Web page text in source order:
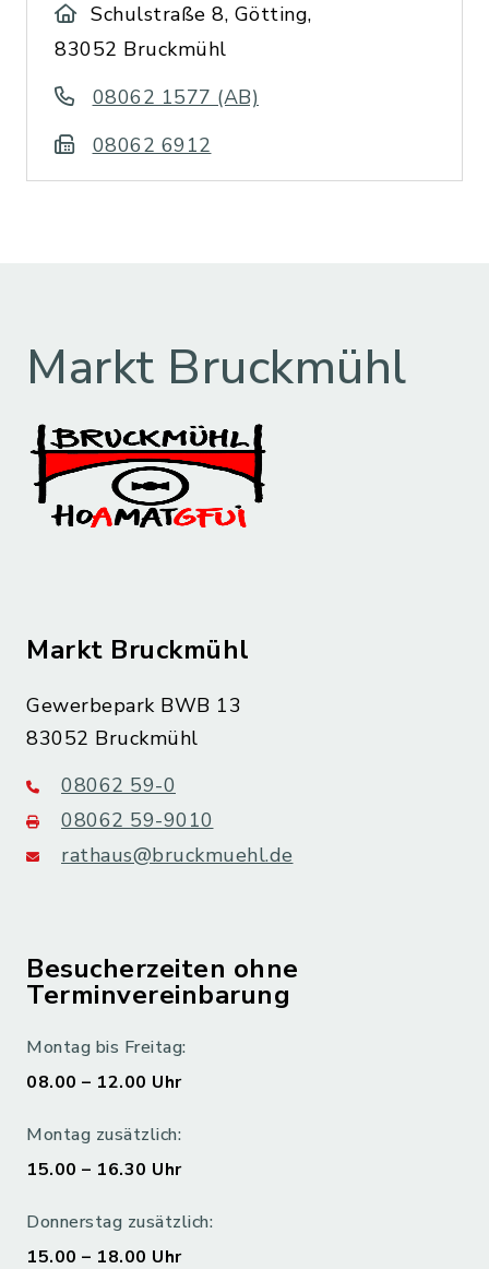
Schulstraße 8, Götting,
83052 Bruckmühl
08062 1577 (AB)
08062 6912
Markt Bruckmühl
Markt Bruckmühl
Gewerbepark BWB 13
83052 Bruckmühl
08062 59-0
08062 59-9010
rathaus@bruckmuehl.de
Besucherzeiten ohne
Terminvereinbarung
Montag bis Freitag:
08.00 – 12.00 Uhr
Montag zusätzlich:
15.00 – 16.30 Uhr
Donnerstag zusätzlich:
15.00 – 18.00 Uhr